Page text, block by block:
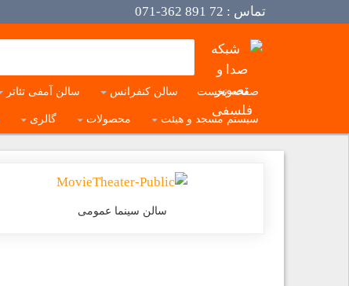
تماس : 72 891 362-071
صفحه نخست سالن کنفرانس سالن آمفی تئاتر
سیستم مسجد و هیئت محصولات گالری
سالن سینما عمومی